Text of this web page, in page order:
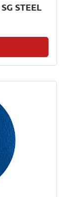
STEEL